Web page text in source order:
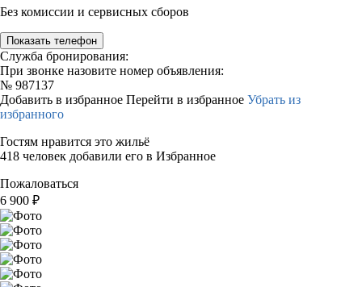
Без комиссии и сервисных сборов
Показать телефон
Служба бронирования:
При звонке назовите номер объявления:
№ 987137
Добавить в избранное Перейти в избранное Убрать из
избранного
Гостям нравится это жильё
418 человек добавили его в Избранное
Пожаловаться
6 900 ₽